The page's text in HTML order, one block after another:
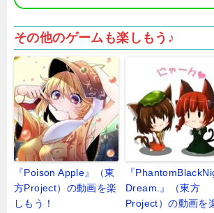
その他のゲームも楽しもう♪
『Poison Apple』（東
方Project）の動画を楽
しもう！
『
Dream.』（東方
Project）の動画を